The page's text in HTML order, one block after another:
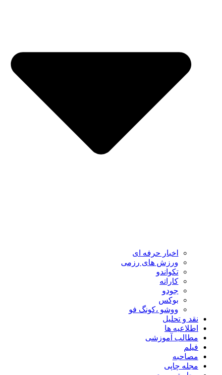
اخبار حرفه ای
ورزش های رزمی
تکواندو
کاراته
جودو
بوکس
ووشو ،کونگ فو
نقد و تحلیل
اطلاعیه ها
مطالب آموزشی
فیلم
مصاحبه
مجله چاپی